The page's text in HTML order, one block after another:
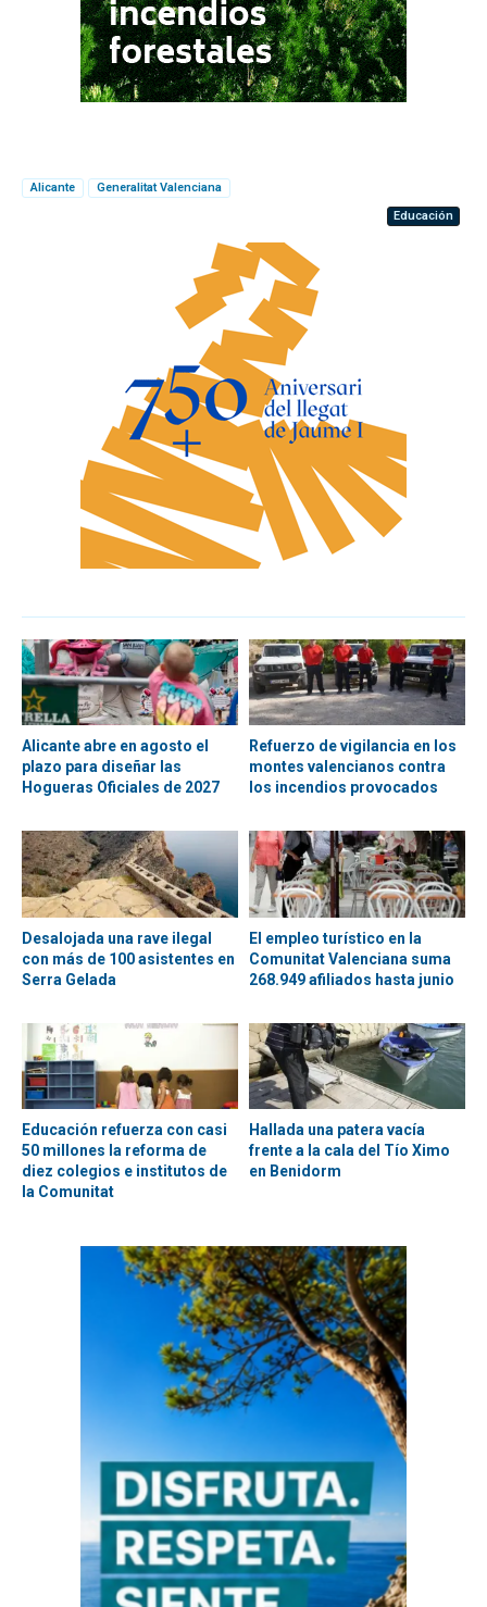
Alicante
Generalitat Valenciana
Educación
Alicante abre en agosto el
plazo para diseñar las
Hogueras Oficiales de 2027
Refuerzo de vigilancia en los
montes valencianos contra
los incendios provocados
Desalojada una rave ilegal
con más de 100 asistentes en
Serra Gelada
El empleo turístico en la
Comunitat Valenciana suma
268.949 afiliados hasta junio
Educación refuerza con casi
50 millones la reforma de
diez colegios e institutos de
la Comunitat
Hallada una patera vacía
frente a la cala del Tío Ximo
en Benidorm